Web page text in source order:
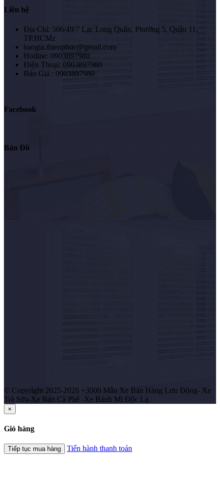
Liên hệ
Địa Chỉ: 506/49/7 Lạc Long Quân, Phường 5, Quận 11,
TP.HCMz
baogia.thienphuc@gmail.com
Hotline: 0903897980
Điện Thoại: 0903897980
Báo Giá : 0903897980
Facebook
Bản Đồ
© Copyright 2025-2026 +3000 Mẫu Xe Bán Hàng Lưu Động- Xe
Trà Sữa-Xe Bán Cà Phê -Xe Bánh Mì Độc Lạ.
×
Giỏ hàng
Tiếp tục mua hàng Tiến hành thanh toán